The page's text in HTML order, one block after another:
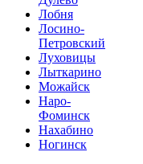
Лобня
Лосино-
Петровский
Луховицы
Лыткарино
Можайск
Наро-
Фоминск
Нахабино
Ногинск